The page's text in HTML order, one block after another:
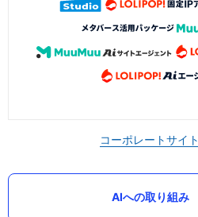
コーポレートサイト
AIへの取り組み